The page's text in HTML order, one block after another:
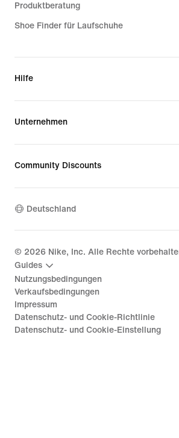
Produktberatung
Shoe Finder für Laufschuhe
Hilfe
Unternehmen
Community Discounts
Deutschland
© 2026 Nike, Inc. Alle Rechte
Guides
Nutzungsbedingungen
Verkaufsbedingungen
Impressum
Datenschutz- und Cookie-Richtlinie
Datenschutz- und Cookie-Einstellung